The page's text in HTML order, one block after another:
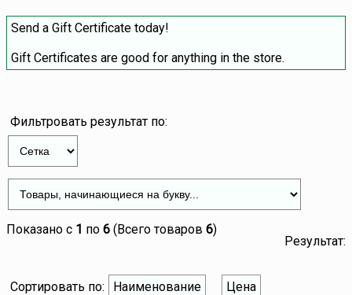
Send a Gift Certificate today!
Gift Certificates are good for anything in the store.
Фильтровать результат по:
Показано с 1 по 6 (Всего товаров 6)
Результат:
Сортировать по: Наименование Цена